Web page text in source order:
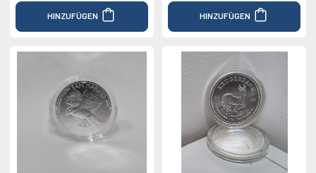
HINZUFÜGEN HINZUFÜGEN